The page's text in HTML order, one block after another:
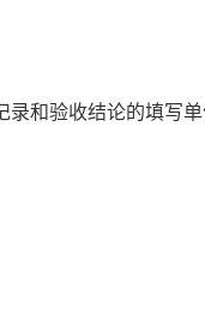
录和验收结论的填写